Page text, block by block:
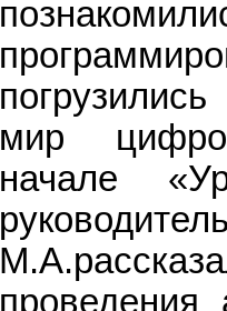
мир
начале
проведения